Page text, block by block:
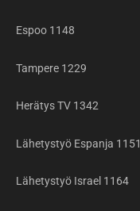
Espoo 1148
Tampere 1229
Herätys TV 1342
Lähetystyö Espanja 1151
Lähetystyö Israel 1164